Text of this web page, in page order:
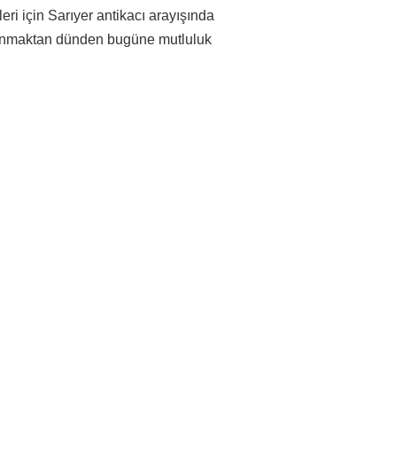
için Sarıyer antikacı arayışında
dünden bugüne mutluluk